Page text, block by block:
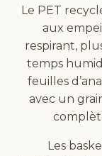
Le PET
aux
respirant,
temps
feuilles
avec un
Les